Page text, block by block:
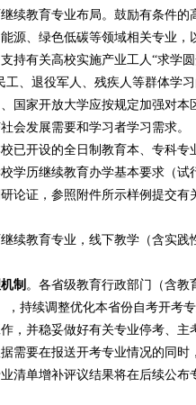
续教育专业布局。鼓励有条件的
源、绿色低碳等领域相关专业，
支持有关高校实施产业工人“求学
、退役军人、残疾人等群体学
国家开放大学应按规定加强对本
会发展需要和学习者学习需求。
已开设的全日制教育本、专科专
学历继续教育办学基本要求（试
论证，参照附件所示样例 提交有
续教育专业，线下教学（含实践
制 。各省级教育行政部门（含教
，持续调整优化本省份自考开考
，并稳妥做好有关专业停考、主
需要在报送开考专业情况的同时
清单增补评议结果将在后续公布